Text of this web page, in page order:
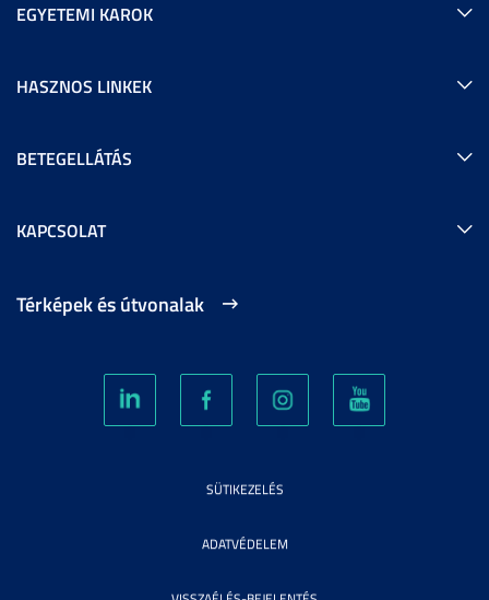
EGYETEMI KAROK
HASZNOS LINKEK
BETEGELLÁTÁS
KAPCSOLAT
Térképek és útvonalak
SÜTIKEZELÉS
ADATVÉDELEM